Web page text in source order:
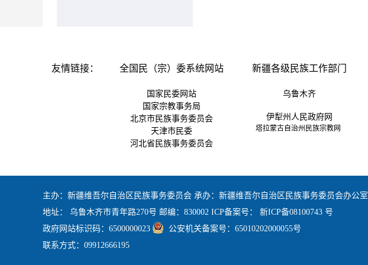
友情链接： 全国民（宗）委系统网站
国家民委网站
国家宗教事务局
北京市民族事务委员会
天津市民委
河北省民族事务委员会
辽宁省民族事务委员会
上海市民宗委
江苏省民族事务委员会
福建省民族与宗教事务厅
新疆各级民族工作部门
乌鲁木齐
伊犁州人民政府网
塔拉蒙古自治州民族宗教网
主办：新疆维吾尔自治区民族事务委员会 承办：新疆维吾尔自治区民族事务委员会办公室
地址： 乌鲁木齐市青年路270号 邮编：830002 ICP备案号： 新ICP备08100743 号
政府网站标识码：6500000023
公安机关备案号：65010202000055号
联系方式：09912666195